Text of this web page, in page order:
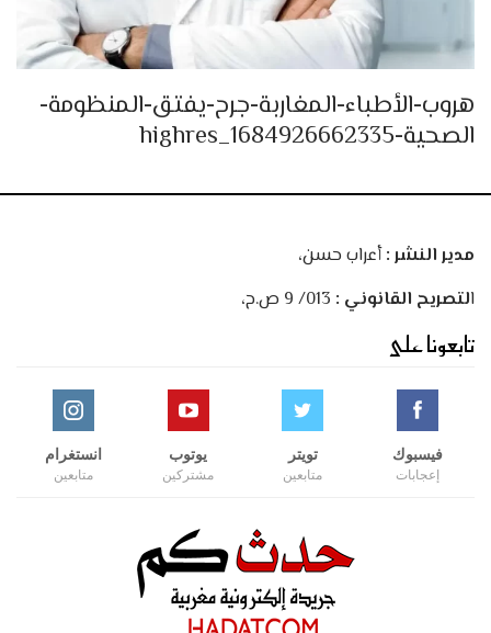
هروب-الأطباء-المغاربة-جرح-يفتق-المنظومة-
الصحية-1684926662335_highres
مدير النشر :أعراب حسن،
التصريح القانوني :
تابعونا على
فيسبوك
إعجابات
تويتر
متابعين
يوتوب
مشتركين
انستغرام
متابعين